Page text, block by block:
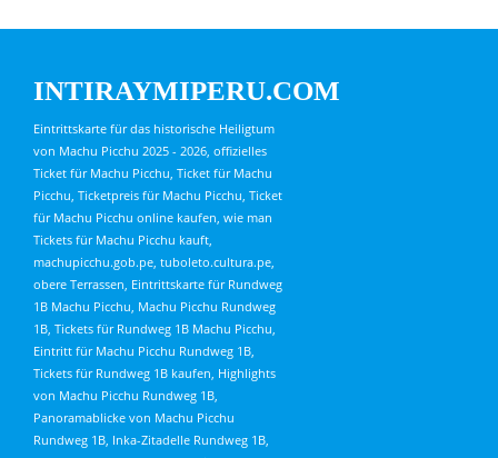
INTIRAYMIPERU.COM
Eintrittskarte für das historische Heiligtum
von Machu Picchu 2025 - 2026, offizielles
Ticket für Machu Picchu, Ticket für Machu
Picchu, Ticketpreis für Machu Picchu, Ticket
für Machu Picchu online kaufen, wie man
Tickets für Machu Picchu kauft,
machupicchu.gob.pe, tuboleto.cultura.pe,
obere Terrassen, Eintrittskarte für Rundweg
1B Machu Picchu, Machu Picchu Rundweg
1B, Tickets für Rundweg 1B Machu Picchu,
Eintritt für Machu Picchu Rundweg 1B,
Tickets für Rundweg 1B kaufen, Highlights
von Machu Picchu Rundweg 1B,
Panoramablicke von Machu Picchu
Rundweg 1B, Inka-Zitadelle Rundweg 1B,